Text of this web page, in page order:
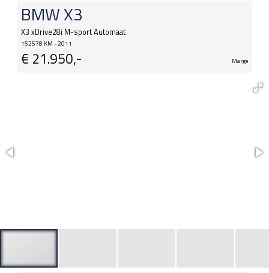
BMWX3
X3 xDrive28i M-sport Automaat
152578 KM - 2011
€ 21.950,- Marge